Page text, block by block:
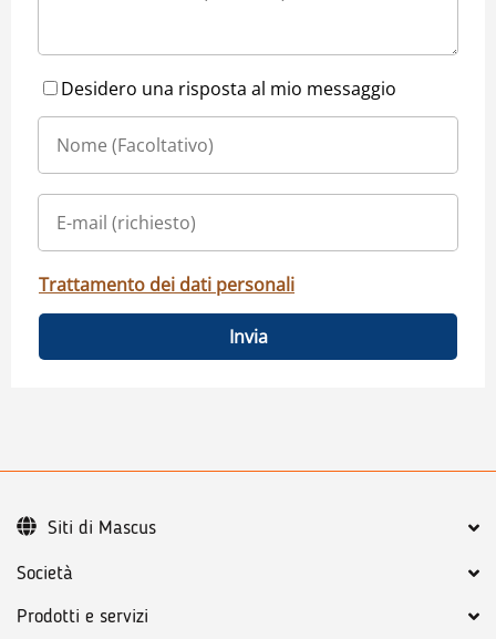
Desidero una risposta al mio messaggio
Trattamento dei dati personali
Invia
Società
Prodotti e servizi
Siti di Mascus